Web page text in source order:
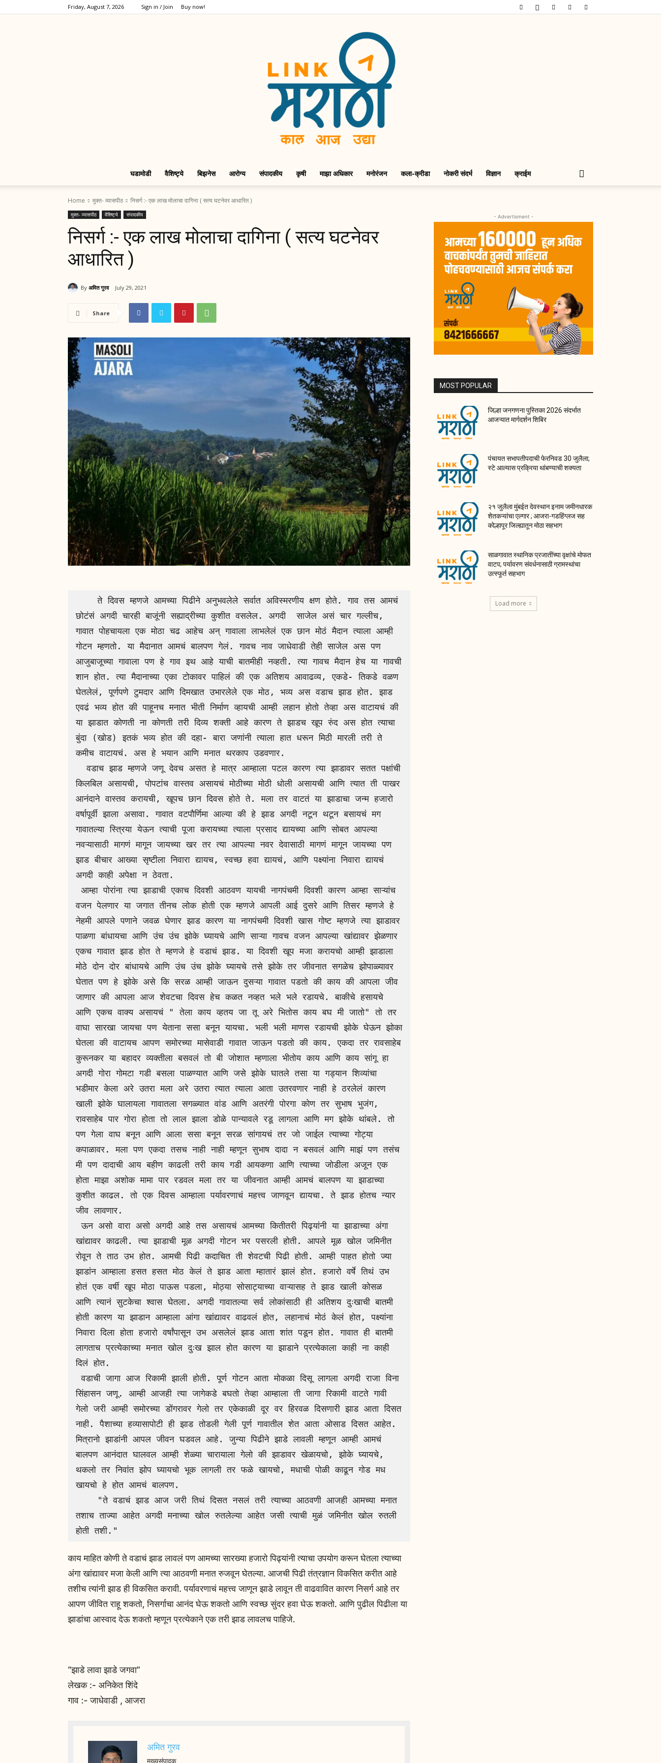
Friday, August 7, 2026 Sign in / Join Buy now!
घडामोडी वैशिष्ट्ये बिझनेस आरोग्य संपादकीय कृषी माझा अधिकार मनोरंजन कला-क्रीडा नोकरी संदर्भ विज्ञान क्राईम
Home मुक्त- व्यासपीठ निसर्ग :- एक लाख मोलाचा दागिना ( सत्य घटनेवर आधारित )
मुक्त- व्यासपीठ वैशिष्ट्ये संपादकीय
निसर्ग :- एक लाख मोलाचा दागिना ( सत्य घटनेवर
आधारित )
By अमित गुरव July 29, 2021
Share
    ते दिवस म्हणजे आमच्या पिढीने अनुभवलेले सर्वात अविस्मरणीय क्षण होते. गाव तस आमचं
छोटंसं अगदी चारही बाजूंनी सह्याद्रीच्या कुशीत वसलेल. अगदी  साजेल असं चार गल्लीच,
गावात पोहचायला एक मोठा चढ आहेच अन् गावाला लाभलेलं एक छान मोठं मैदान त्याला आम्ही
गोटन म्हणतो. या मैदानात आमचं बालपण गेलं. गावच नाव जाधेवाडी तेही साजेल अस पण
आजुबाजूच्या गावाला पण हे गाव इथ आहे याची बातमीही नव्हती. त्या गावच मैदान हेच या गावची
शान होत. त्या मैदानाच्या एका टोकावर पाहिलं की एक अतिशय आवाढव्य, एकडे- तिकडे वळण
घेतलेलं, पूर्णपणे टुमदार आणि दिमखात उभारलेले एक मोठ, भव्य अस वडाच झाड होत. झाड
एवढं भव्य होत की पाहूनच मनात भीती निर्माण व्हायची आम्ही लहान होतो तेव्हा अस वाटायचं की
या झाडात कोणती ना कोणती तरी दिव्य शक्ती आहे कारण ते झाडच खूप रुंद अस होत त्याचा
बुंदा (खोड) इतकं भव्य होत की दहा- बारा जणांनी त्याला हात धरून मिठी मारली तरी ते
कमीच वाटायचं. अस हे भयान आणि मनात थरकाप उडवणार.
  वडाच झाड म्हणजे जणू देवच असत हे मात्र आम्हाला पटल कारण त्या झाडावर सतत पक्षांची
किलबिल असायची, पोपटांच वास्तव असायचं मोठीच्या मोठी धोली असायची आणि त्यात ती पाखर
आनंदाने वास्तव करायची, खूपच छान दिवस होते ते. मला तर वाटतं या झाडाचा जन्म हजारो
वर्षापूर्वी झाला असावा. गावात वटपौर्णिमा आल्या की हे झाड अगदी नटून थटून बसायचं मग
गावातल्या स्त्रिया येऊन त्याची पूजा करायच्या त्याला प्रसाद द्यायच्या आणि सोबत आपल्या
नवऱ्यासाठी मागणं मागून जायच्या खर तर त्या आपल्या नवर देवासाठी मागणं मागून जायच्या पण
झाड बीचार आख्या सृष्टीला निवारा द्यायच, स्वच्छ हवा द्यायचं, आणि पक्ष्यांना निवारा द्यायचं
अगदी काही अपेक्षा न ठेवता.
वजन पेलणार या जगात तीनच लोक होती एक म्हणजे आपली आई दुसरे आणि तिसर म्हणजे हे
नेहमी आपले पणाने जवळ घेणार झाड कारण या नागपंचमी दिवशी खास गोष्ट म्हणजे त्या झाडावर
पाळणा बांधायचा आणि उंच उंच झोके घ्यायचे आणि साऱ्या गावच वजन आपल्या खांद्यावर झेळणार
एकच गावात झाड होत ते म्हणजे हे वडाचं झाड. या दिवशी खूप मजा करायचो आम्ही झाडाला
मोठे दोन दोर बांधायचे आणि उंच उंच झोके घ्यायचे तसे झोके तर जीवनात सगळेच झोपाळ्यावर
घेतात पण हे झोके असे कि सरळ आम्ही जाऊन दुसऱ्या गावात पडतो की काय की आपला जीव
जाणार की आपला आज शेवटचा दिवस हेच कळत नव्हत भले भले रडायचे. बाकीचे हसायचे
आणि एकच वाक्य असायचं " तेला काय व्हतय जा तू अरे भितोस काय बघ मी जातो" तो तर
वाघा सारखा जायचा पण येताना ससा बनून यायचा. भली भली माणस रडायची झोके घेऊन झोका
घेतला की वाटायच आपण समोरच्या मासेवाडी गावात जाऊन पडतो की काय. एकदा तर रावसाहेब
कुरूनकर या बहादर व्यक्तीला बसवलं तो बी जोशात म्हणाला भीतोय काय आणि काय सांगू हा
अगदी गोरा गोमटा गडी बसला पाळण्यात आणि जसे झोके घातले तसा या गड्यान शिव्यांचा
भडीमार केला अरे उतरा मला अरे उतरा त्यात त्याला आता उतरवणार नाही हे ठरलेलं कारण
खाली झोके घालायला गावातला सगळ्यात वांड आणि अतरंगी पोरगा कोण तर सुभाष भुजंग,
रावसाहेब पार गोरा होता तो लाल झाला डोळे पान्यावले रडू लागला आणि मग झोके थांबले. तो
पण गेला वाघ बनून आणि आला ससा बनून सरळ सांगायचं तर जो जाईल त्याच्या गोट्या
कपाळावर. मला पण एकदा तसच नाही नाही म्हणून सुभाष दादा न बसवलं आणि माझं पण तसंच
मी पण दादाची आय बहीण काढली तरी काय गडी आयकणा आणि त्याच्या जोडीला अजून एक
होता माझा अशोक मामा पार रडवल मला तर या जीवनात आम्ही आमचं बालपण या झाडाच्या
कुशीत काढल. तो एक दिवस आम्हाला पर्यावरणाचं महत्त्व जाणवून द्यायचा. ते झाड होतच न्यार
जीव लावणार.
ऊन असो वारा असो अगदी आहे तस असायचं आमच्या कितीतरी पिढ्यांनी या झाडाच्या अंगा
खांद्यावर काढली. त्या झाडाची मूळ अगदी गोटन भर पसरली होती. आपले मूळ खोल जमिनीत
रोवून ते ताठ उभ होत. आमची पिढी कदाचित ती शेवटची पिढी होती. आम्ही पाहत होतो ज्या
झाडांन आम्हाला हसत हसत मोठ केलं ते झाड आता म्हातारं झालं होत. हजारो वर्षे तिथं उभ
होतं एक वर्षी खूप मोठा पाऊस पडला, मोठ्या सोसाट्याच्या वाऱ्यासह ते झाड खाली कोसळ
आणि त्यानं सुटकेचा श्वास घेतला. अगदी गावातल्या सर्व लोकांसाठी ही अतिशय दुःखाची बातमी
होती कारण या झाडान आम्हाला आंगा खांद्यावर वाढवलं होत, लहानाचं मोठं केलं होत, पक्ष्यांना
निवारा दिला होता हजारो वर्षांपासून उभ असलेलं झाड आता शांत पडून होत. गावात ही बातमी
लागताच प्रत्येकाच्या मनात खोल दुःख झाल होत कारण या झाडाने प्रत्येकाला काही ना काही
दिलं होत.
वडाची जागा आज रिकामी झाली होती. पूर्ण गोटन आता मोकळा दिसू लागला अगदी राजा विना
सिंहासन जणू. आम्ही आजही त्या जागेकडे बघतो तेव्हा आम्हाला ती जागा रिकामी वाटते गावी
गेलो जरी आम्ही समोरच्या डोंगरावर गेलो तर एकेकाळी दूर वर हिरवळ दिसणारी झाड आता दिसत
नाही. पैशाच्या हव्यासापोटी ही झाड तोडली गेली पूर्ण गावातील शेत आता ओसाड दिसत आहेत.
मित्रानो झाडांनी आपल जीवन घडवल आहे. जुन्या पिढीने झाडे लावली म्हणून आम्ही आमचं
बालपण आनंदात घालवल आम्ही शेळ्या चारायाला गेलो की झाडावर खेळायचो, झोके घ्यायचे,
थकलो तर निवांत झोप घ्यायचो भूक लागली तर फळे खायचो, मधाची पोळी काढून गोड मध
खायचो हे होत आमचं बालपण.
तशाच ताज्या आहेत अगदी मनाच्या खोल रुतलेल्या आहेत जसी त्याची मुळं जमिनीत खोल रुतली
होती तशी."
काय माहित कोणी ते वडाचं झाड लावलं पण आमच्या सारख्या हजारो पिढ्यांनी त्याचा उपयोग करून घेतला त्याच्या
अंगा खांद्यावर मजा केली आणि त्या आठवणी मनात रुजवून घेतल्या. आजची पिढी तंत्रज्ञान विकसित करीत आहे
तशीच त्यांनी झाड ही विकसित करावी. पर्यावरणाचं महत्त्व जाणून झाडे लावून ती वाढवावित कारण निसर्ग आहे तर
आपण जीवित राहू शकतो, निसर्गाचा आनंद घेऊ शकतो आणि स्वच्छ सुंदर हवा घेऊ शकतो. आणि पुढील पिढीला या
झाडांचा आस्वाद देऊ शकतो म्हणून प्रत्येकाने एक तरी झाड लावलच पाहिजे.
“झाडे लावा झाडे जगवा”
लेखक :- अनिकेत शिंदे
गाव :- जाधेवाडी , आजरा
अमित गुरव
मुख्यसंपादक
- Advertisment -
MOST POPULAR
जिल्हा जनगणना पुस्तिका 2026 संदर्भात
आजऱ्यात मार्गदर्शन शिबिर
पंचायत सभापतीपदाची फेरनिवड 30 जुलैला;
स्टे आल्यास प्रक्रिया थांबण्याची शक्यता
२१ जुलैला मुंबईत देवस्थान इनाम जमीनधारक
शेतकऱ्यांचा एल्गार ; आजरा-गडहिंग्लज सह
कोल्हापूर जिल्ह्यातून मोठा सहभाग
साळगावात स्थानिक प्रजातींच्या वृक्षांचे मोफत
वाटप; पर्यावरण संवर्धनासाठी ग्रामस्थांचा
उत्स्फूर्त सहभाग
Load more